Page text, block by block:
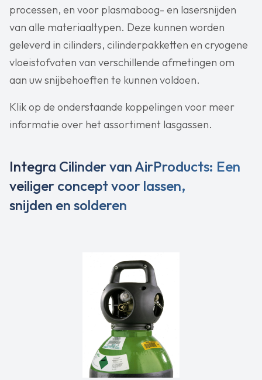
processen, en voor plasmaboog- en lasersnijden
van alle materiaaltypen. Deze kunnen worden
geleverd in cilinders, cilinderpakketten en cryogene
vloeistofvaten van verschillende afmetingen om
aan uw snijbehoeften te kunnen voldoen.
Klik op de onderstaande koppelingen voor meer
informatie over het assortiment lasgassen.
Integra Cilinder van AirProducts: Een
veiliger concept voor lassen,
snijden en solderen